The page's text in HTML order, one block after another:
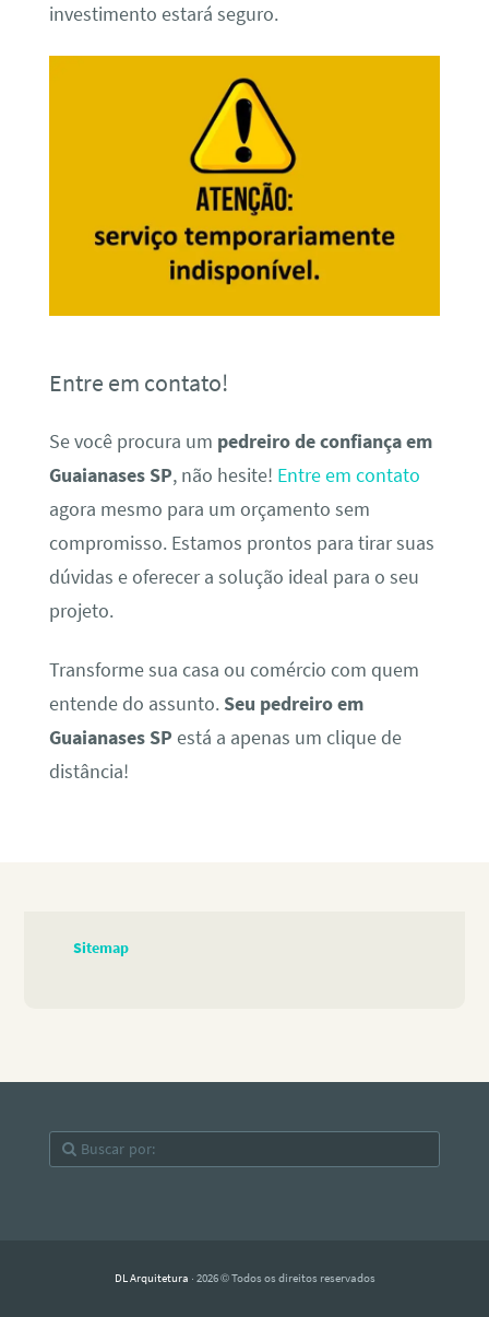
investimento estará seguro.
Entre em contato!
Se você procura um pedreiro de confiança em
Guaianases SP, não hesite! Entre em contato
agora mesmo para um orçamento sem
compromisso. Estamos prontos para tirar suas
dúvidas e oferecer a solução ideal para o seu
projeto.
Transforme sua casa ou comércio com quem
entende do assunto. Seu pedreiro em
Guaianases SP está a apenas um clique de
distância!
Sitemap
DL Arquitetura · 2026 © Todos os direitos reservados